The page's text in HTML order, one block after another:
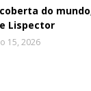
do
Lispector
15, 2026